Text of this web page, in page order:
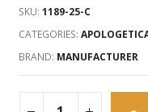
SKU: 1189-25-C
CATEGORIES:
BRAND: MANUFACTURER